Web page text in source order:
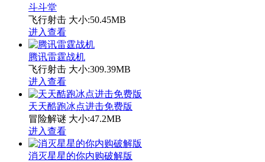
斗斗堂
飞行射击 大小:50.45MB
进入查看
腾讯雷霆战机
飞行射击 大小:309.39MB
进入查看
天天酷跑冰点进击免费版
冒险解谜 大小:47.2MB
进入查看
消灭星星的你内购破解版